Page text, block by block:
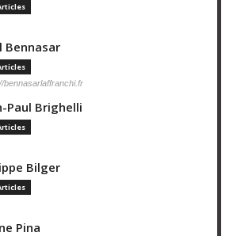
Bennasar
bennasarlaffranchi.fr
Paul Brighelli
Bilger
Pina